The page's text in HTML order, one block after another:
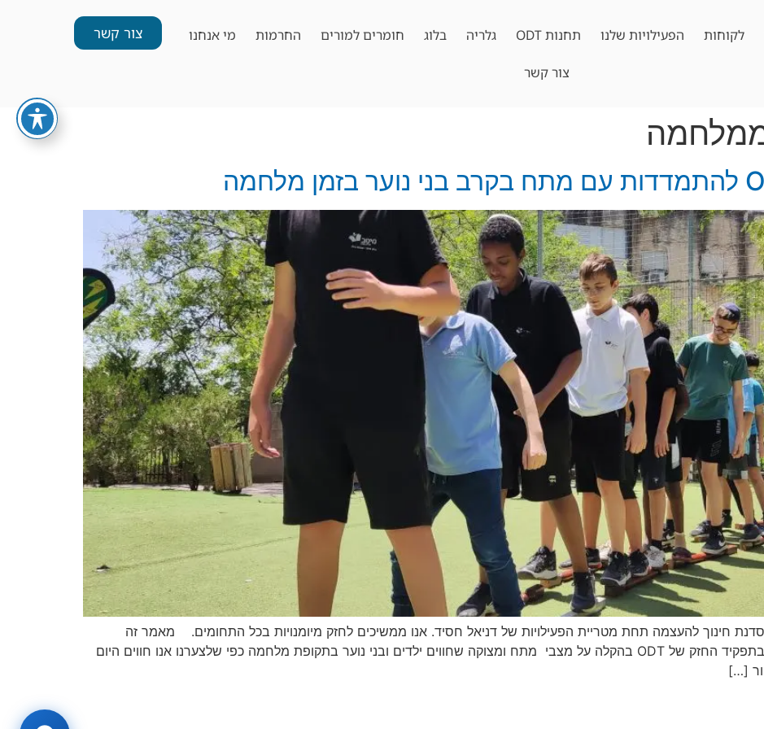
לקוחות הפעילויות שלנו תחנות ODT גלריה בלוג חומרים למורים החרמות מי אנחנו
צור קשר
צור קשר
חינוך להעצמה תחת מטריית הפעילויות של דניאל חסיד. אנו ממשיכים לחזק מיומנויות בכל התחומים. מאמר זה
מתעמק בתחום החוסן הרגשי, תוך התמקדות בתפקיד החזק של ODT בהקלה על מצבי מתח ומצוקה שחווים ילדים ובני נוער בתקופת מלחמה כפי שלצערנו אנו חווים היום
[…]